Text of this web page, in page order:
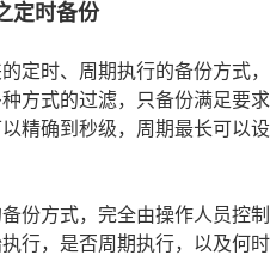
定时备份
时、周期执行的备份方式，
方式的过滤，只备份满足要求
精确到秒级，周期最长可以设
方式，完全由操作人员控制
行，是否周期执行，以及何时